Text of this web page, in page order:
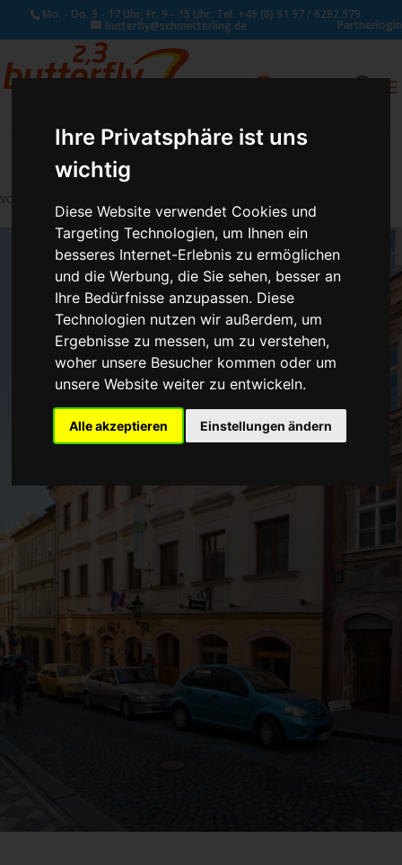
Ihre Privatsphäre ist uns
wichtig
Diese Website verwendet Cookies und
Targeting Technologien, um Ihnen ein
besseres Internet-Erlebnis zu ermöglichen
und die Werbung, die Sie sehen, besser an
Ihre Bedürfnisse anzupassen. Diese
Technologien nutzen wir außerdem, um
Ergebnisse zu messen, um zu verstehen,
woher unsere Besucher kommen oder um
unsere Website weiter zu entwickeln.
Alle akzeptieren Einstellungen ändern
Mo. - Do. 9 - 17 Uhr, Fr. 9 - 15 Uhr, Tel. +49 (0) 91 97 / 6282 579
butterfly@schmetterling.de Partnerlogin
von